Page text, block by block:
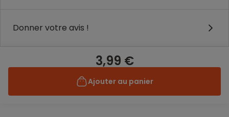
Donner votre avis !
3,99 €
Ajouter au panier